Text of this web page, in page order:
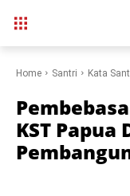
Home Santri Kata
KST